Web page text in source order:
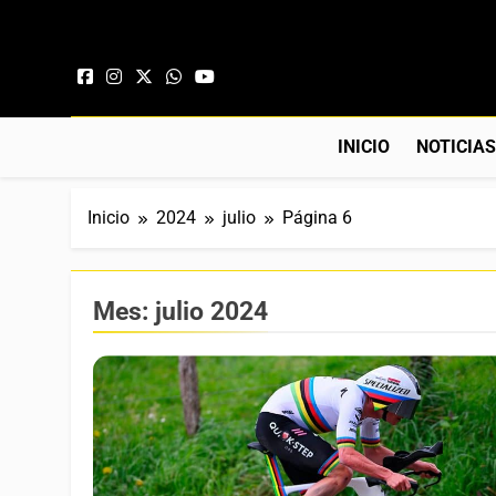
INICIO NOTICIAS
Inicio 2024 julio Página 6
Mes: julio 2024